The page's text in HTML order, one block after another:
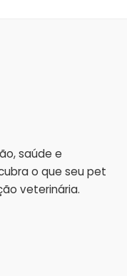
saúde e
o que seu pet
veterinária.